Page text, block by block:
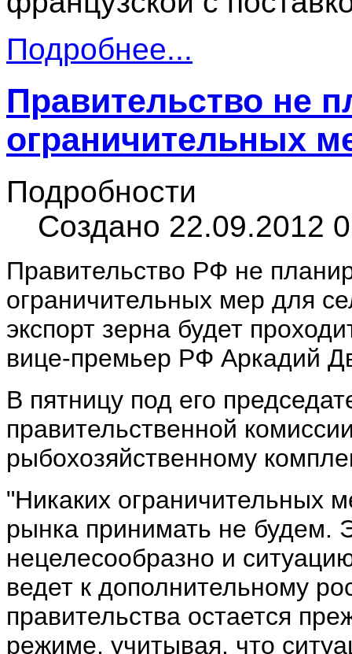
Подробнее...
Правительство не
ограничительных
Подробности
Создано 22.09.2012
Правительство РФ не
ограничительных мер для
экспорт зерна будет
вице-премьер РФ Аркадий
В пятницу под его
правительственной
рыбохозяйственному
"Никаких ограничительных
рынка принимать не будем.
нецелесообразно и
ведет к дополнительному
правительства остается
режиме, учитывая, что